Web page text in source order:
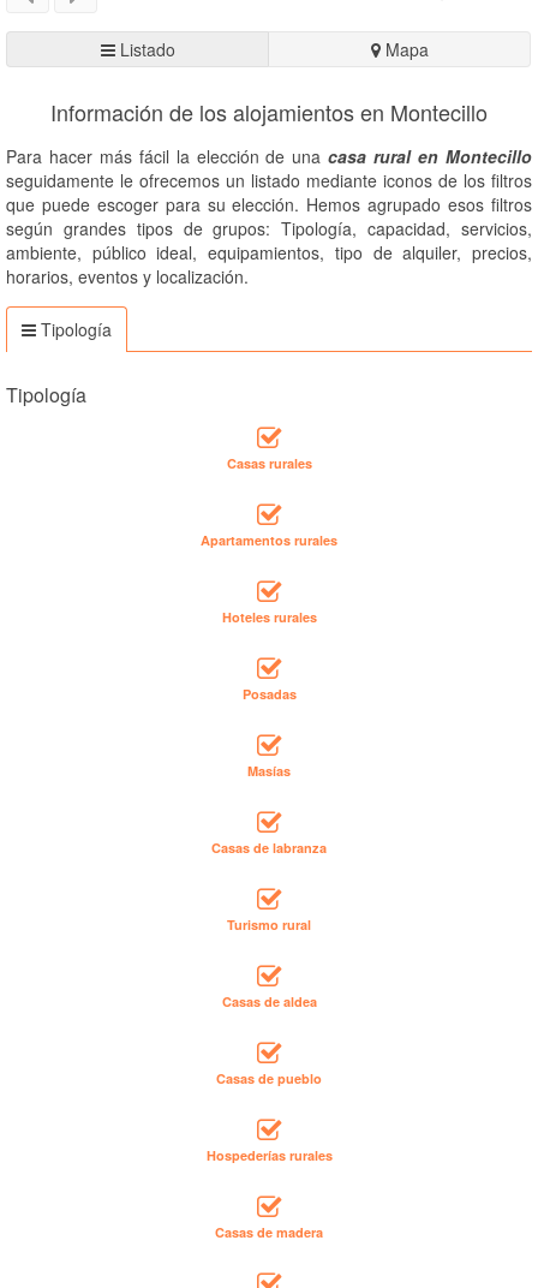
Listado Mapa
Información de los alojamientos en Montecillo
Para hacer más fácil la elección de unacasa rural en Montecillo
seguidamente le ofrecemos un listado mediante iconos de los filtros
que puede escoger para su elección. Hemos agrupado esos filtros
según grandes tipos de grupos: Tipología, capacidad, servicios,
ambiente, público ideal, equipamientos, tipo de alquiler, precios,
horarios, eventos y localización.
Tipología
Tipología
Casas rurales
Apartamentos rurales
Hoteles rurales
Posadas
Masías
Casas de labranza
Turismo rural
Casas de aldea
Casas de pueblo
Hospederías rurales
Casas de madera